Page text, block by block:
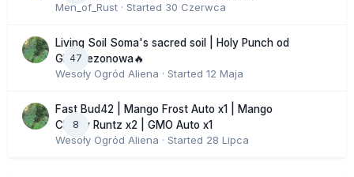
Men_of_Rust · Started 30 Czerwca
47
Living Soil Soma's sacred soil | Holy Punch od
GHS sezonowa🔥
Wesoły Ogród Aliena · Started 12 Maja
8
Fast Bud42 | Mango Frost Auto x1 | Mango
Cherry Runtz x2 | GMO Auto x1
Wesoły Ogród Aliena · Started 28 Lipca